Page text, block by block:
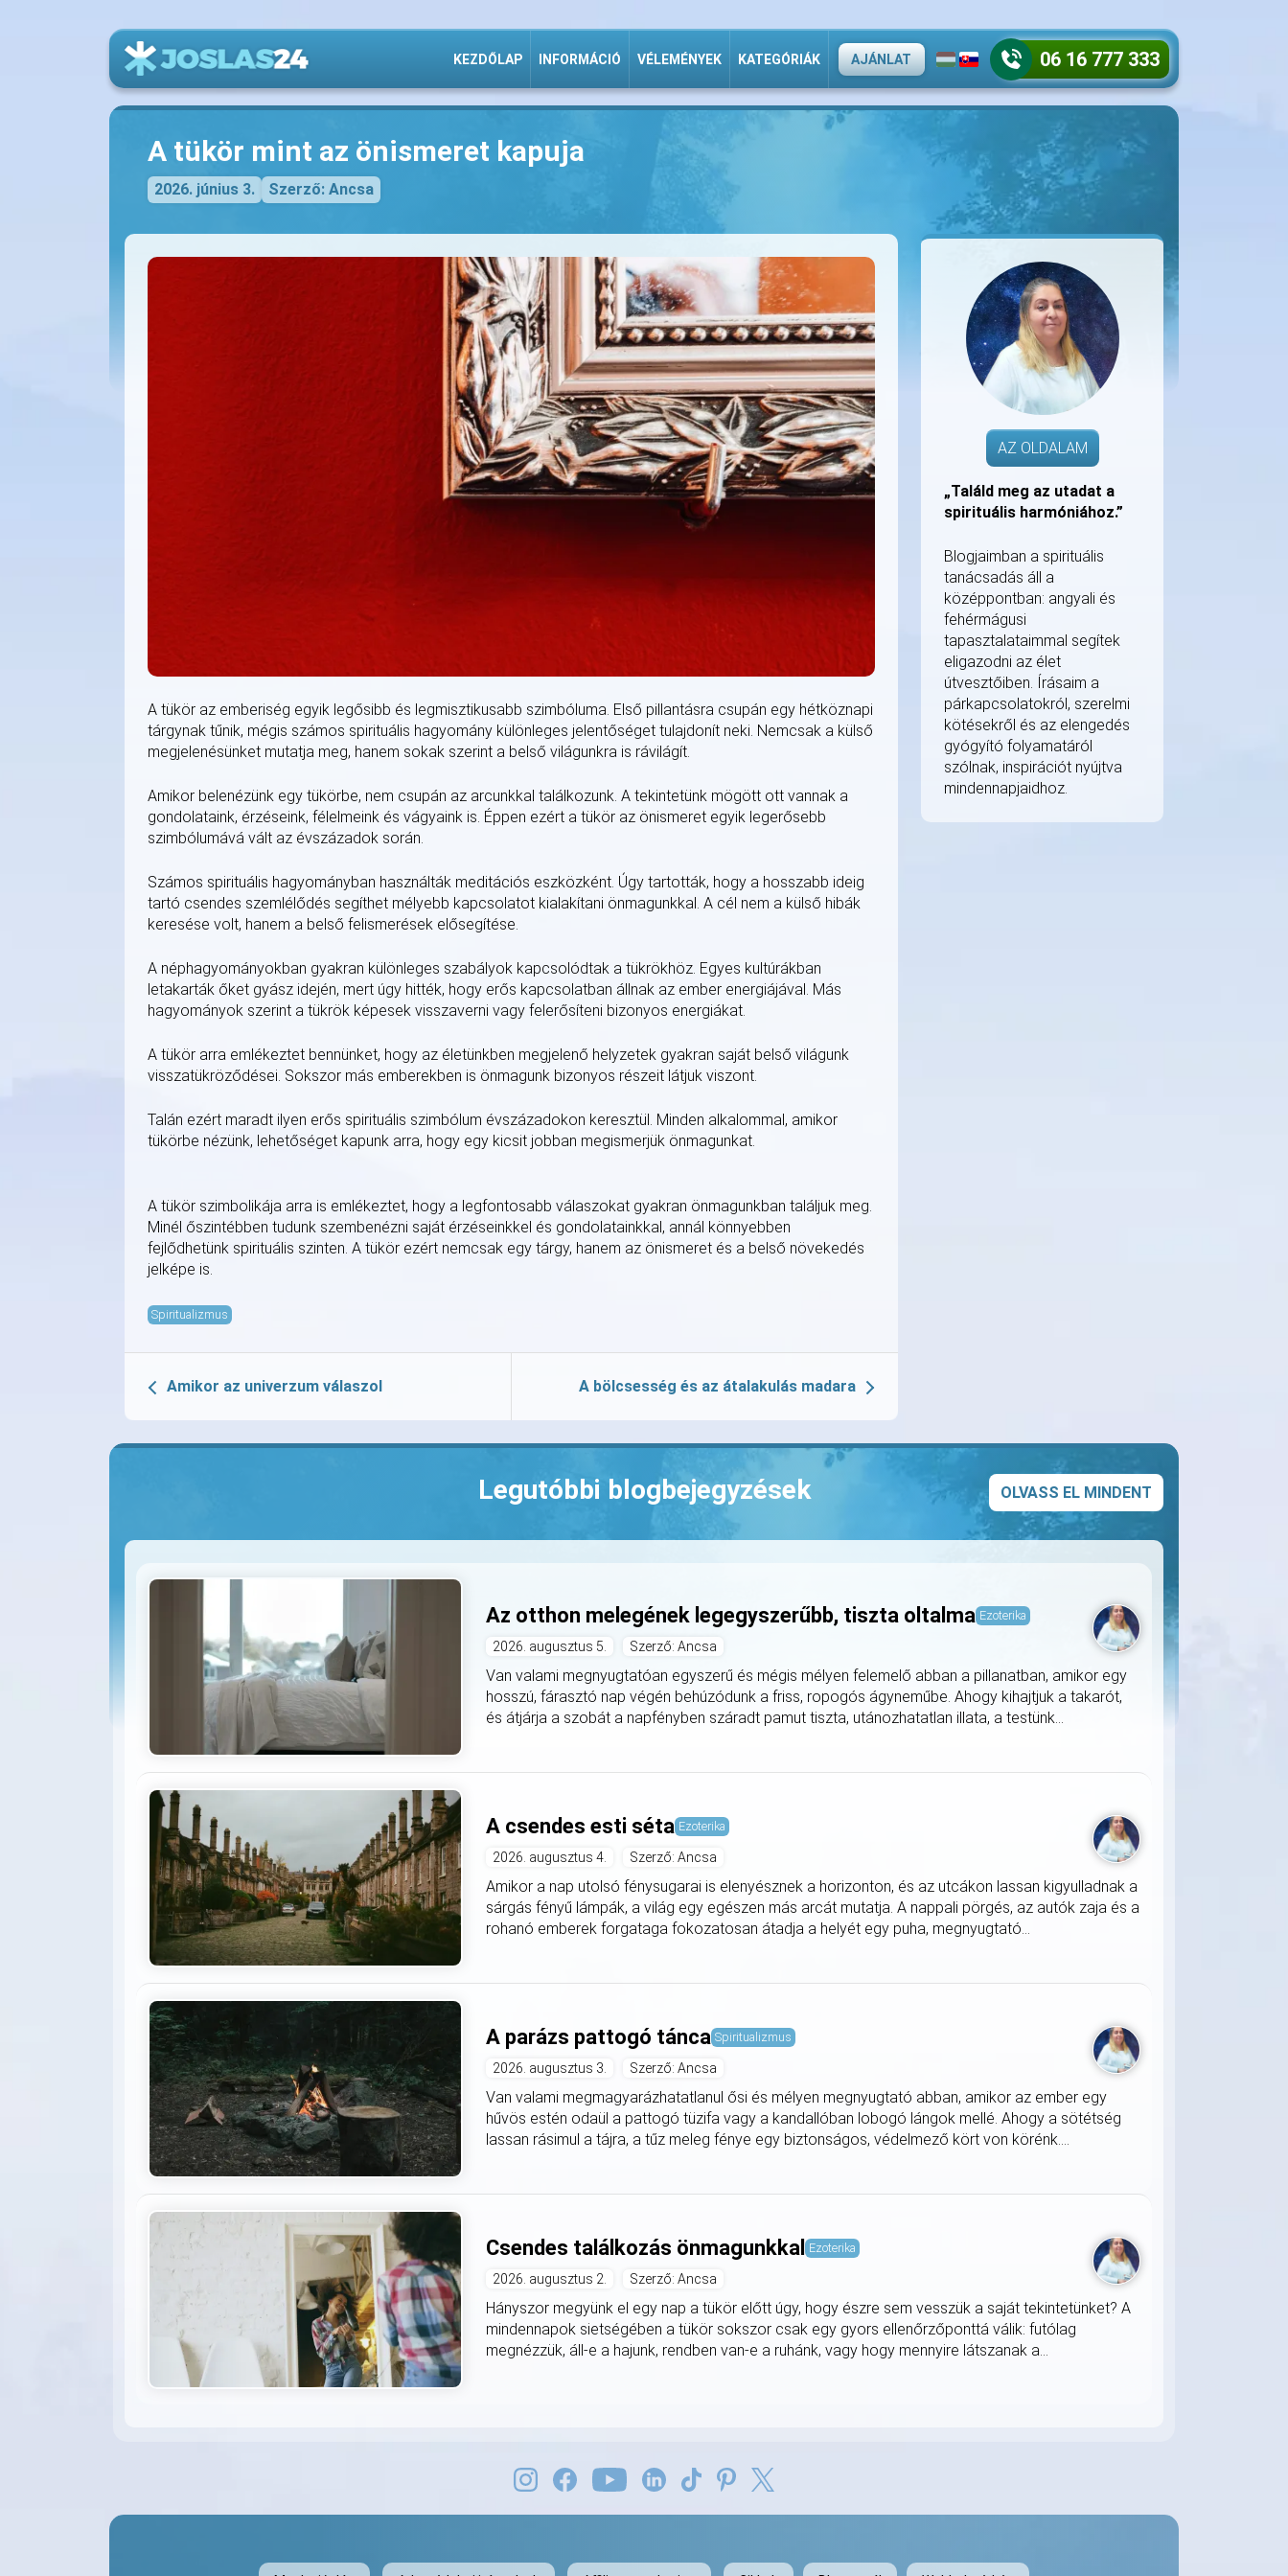
KEZDŐLAP INFORMÁCIÓ VÉLEMÉNYEK KATEGÓRIÁK AJÁNLAT 06 16 777 333
A tükör mint az önismeret kapuja
2026. június 3. Szerző: Ancsa
A tükör az emberiség egyik legősibb és legmisztikusabb szimbóluma. Első pillantásra csupán egy hétköznapi
tárgynak tűnik, mégis számos spirituális hagyomány különleges jelentőséget tulajdonít neki. Nemcsak a külső
megjelenésünket mutatja meg, hanem sokak szerint a belső világunkra is rávilágít.
Amikor belenézünk egy tükörbe, nem csupán az arcunkkal találkozunk. A tekintetünk mögött ott vannak a
gondolataink, érzéseink, félelmeink és vágyaink is. Éppen ezért a tükör az önismeret egyik legerősebb
szimbólumává vált az évszázadok során.
Számos spirituális hagyományban használták meditációs eszközként. Úgy tartották, hogy a hosszabb ideig
tartó csendes szemlélődés segíthet mélyebb kapcsolatot kialakítani önmagunkkal. A cél nem a külső hibák
keresése volt, hanem a belső felismerések elősegítése.
A néphagyományokban gyakran különleges szabályok kapcsolódtak a tükrökhöz. Egyes kultúrákban
letakarták őket gyász idején, mert úgy hitték, hogy erős kapcsolatban állnak az ember energiájával. Más
hagyományok szerint a tükrök képesek visszaverni vagy felerősíteni bizonyos energiákat.
A tükör arra emlékeztet bennünket, hogy az életünkben megjelenő helyzetek gyakran saját belső világunk
visszatükröződései. Sokszor más emberekben is önmagunk bizonyos részeit látjuk viszont.
Talán ezért maradt ilyen erős spirituális szimbólum évszázadokon keresztül. Minden alkalommal, amikor
tükörbe nézünk, lehetőséget kapunk arra, hogy egy kicsit jobban megismerjük önmagunkat.
A tükör szimbolikája arra is emlékeztet, hogy a legfontosabb válaszokat gyakran önmagunkban találjuk meg.
Minél őszintébben tudunk szembenézni saját érzéseinkkel és gondolatainkkal, annál könnyebben
fejlődhetünk spirituális szinten. A tükör ezért nemcsak egy tárgy, hanem az önismeret és a belső növekedés
jelképe is.
Spiritualizmus
Amikor az univerzum válaszol A bölcsesség és az átalakulás madara
AZ OLDALAM
„Találd meg az utadat a
spirituális harmóniához.”
Blogjaimban a spirituális
tanácsadás áll a
középpontban: angyali és
fehérmágusi
tapasztalataimmal segítek
eligazodni az élet
útvesztőiben. Írásaim a
párkapcsolatokról, szerelmi
kötésekről és az elengedés
gyógyító folyamatáról
szólnak, inspirációt nyújtva
mindennapjaidhoz.
Legutóbbi blogbejegyzések OLVASS EL MINDENT
Az otthon melegének legegyszerűbb, tiszta oltalma Ezoterika
2026. augusztus 5. Szerző: Ancsa
Van valami megnyugtatóan egyszerű és mégis mélyen felemelő abban a pillanatban, amikor egy
hosszú, fárasztó nap végén behúzódunk a friss, ropogós ágyneműbe. Ahogy kihajtjuk a takarót,
és átjárja a szobát a napfényben száradt pamut tiszta, utánozhatatlan illata, a testünk...
A csendes esti séta Ezoterika
2026. augusztus 4. Szerző: Ancsa
Amikor a nap utolsó fénysugarai is elenyésznek a horizonton, és az utcákon lassan kigyulladnak a
sárgás fényű lámpák, a világ egy egészen más arcát mutatja. A nappali pörgés, az autók zaja és a
rohanó emberek forgataga fokozatosan átadja a helyét egy puha, megnyugtató...
A parázs pattogó tánca Spiritualizmus
2026. augusztus 3. Szerző: Ancsa
Van valami megmagyarázhatatlanul ősi és mélyen megnyugtató abban, amikor az ember egy
hűvös estén odaül a pattogó tüzifa vagy a kandallóban lobogó lángok mellé. Ahogy a sötétség
lassan rásimul a tájra, a tűz meleg fénye egy biztonságos, védelmező kört von körénk....
Csendes találkozás önmagunkkal Ezoterika
2026. augusztus 2. Szerző: Ancsa
Hányszor megyünk el egy nap a tükör előtt úgy, hogy észre sem vesszük a saját tekintetünket? A
mindennapok sietségében a tükör sokszor csak egy gyors ellenőrzőponttá válik: futólag
megnézzük, áll-e a hajunk, rendben van-e a ruhánk, vagy hogy mennyire látszanak a...